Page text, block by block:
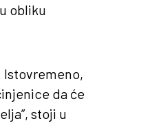
obliku
Istovremeno,
da će
stoji u